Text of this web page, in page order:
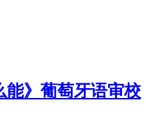
能》葡萄牙语审校